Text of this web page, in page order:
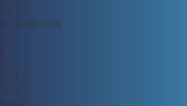
09:00 -15:00
1111
Oy
3-5